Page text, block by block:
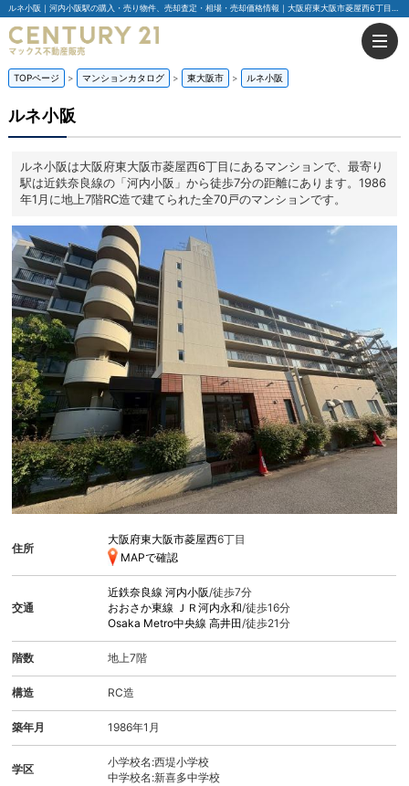
TOPページ マンションカタログ 東大阪市 ルネ小阪
ルネ小阪
ルネ小阪は大阪府東大阪市菱屋西6丁目にあるマンションで、最寄り
駅は近鉄奈良線の「河内小阪」から徒歩7分の距離にあります。1986
年1月に地上7階RC造で建てられた全70戸のマンションです。
住所
大阪府東大阪市菱屋西6丁目
MAPで確認
交通
近鉄奈良線河内小阪/徒歩7分
おおさか東線
ＪＲ河内永和/徒歩16分
Osaka Metro中央線高井田/徒歩21分
階数 地上7階
構造 RC造
築年月 1986年1月
学区
小学校名:西堤小学校
中学校名:新喜多中学校